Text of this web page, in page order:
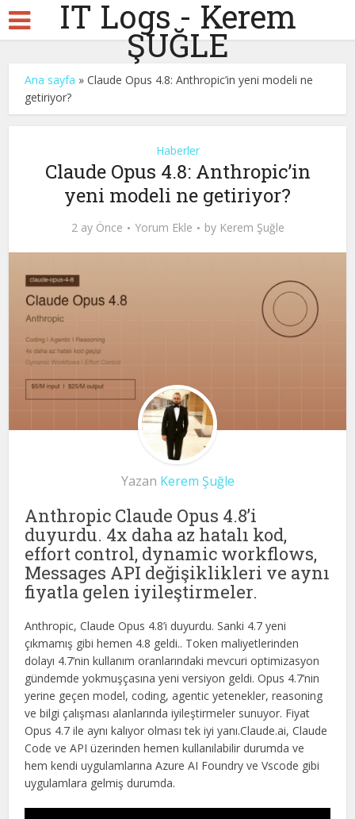
IT Logs - Kerem
ŞUĞLE
Ana sayfa »Claude Opus 4.8: Anthropic’in yeni modeli ne
getiriyor?
Haberler
Claude Opus 4.8: Anthropic’in
yeni modeli ne getiriyor?
2 ay Önce Yorum Ekle by Kerem Şuğle
Yazan Kerem Şuğle
Anthropic Claude Opus 4.8’i
duyurdu. 4x daha az hatalı kod,
effort control, dynamic workflows,
Messages API değişiklikleri ve aynı
fiyatla gelen iyileştirmeler.
Anthropic, Claude Opus 4.8’i duyurdu. Sanki 4.7 yeni
çıkmamış gibi hemen 4.8 geldi.. Token maliyetlerinden
dolayı 4.7’nin kullanım oranlarındaki mevcuri optimizasyon
gündemde yokmuşçasına yeni versiyon geldi. Opus 4.7’nin
yerine geçen model, coding, agentic yetenekler, reasoning
ve bilgi çalışması alanlarında iyileştirmeler sunuyor. Fiyat
Opus 4.7 ile aynı kalıyor olması tek iyi yanı.Claude.ai, Claude
Code ve API üzerinden hemen kullanılabilir durumda ve
hem kendi uygulamlarına Azure AI Foundry ve Vscode gibi
uygulamlara gelmiş durumda.